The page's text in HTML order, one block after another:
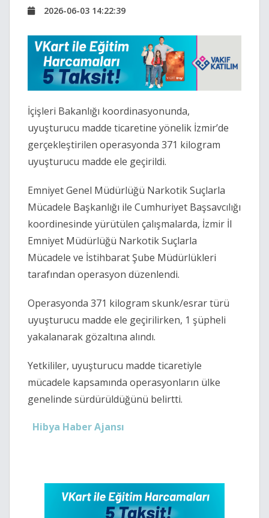
2026-06-03 14:22:39
İçişleri Bakanlığı koordinasyonunda,
uyuşturucu madde ticaretine yönelik İzmir’de
gerçekleştirilen operasyonda 371 kilogram
uyuşturucu madde ele geçirildi.
Emniyet Genel Müdürlüğü Narkotik Suçlarla
Mücadele Başkanlığı ile Cumhuriyet Başsavcılığı
koordinesinde yürütülen çalışmalarda, İzmir İl
Emniyet Müdürlüğü Narkotik Suçlarla
Mücadele ve İstihbarat Şube Müdürlükleri
tarafından operasyon düzenlendi.
Operasyonda 371 kilogram skunk/esrar türü
uyuşturucu madde ele geçirilirken, 1 şüpheli
yakalanarak gözaltına alındı.
Yetkililer, uyuşturucu madde ticaretiyle
mücadele kapsamında operasyonların ülke
genelinde sürdürüldüğünü belirtti.
Hibya Haber Ajansı